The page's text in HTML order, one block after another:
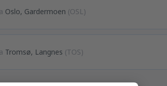
Oslo, Gardermoen (OSL)
Tromsø, Langnes (TOS)